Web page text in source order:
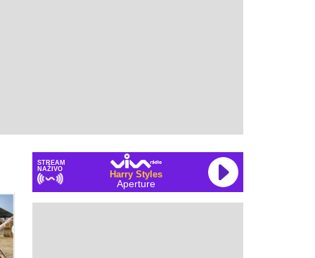
STREAM
NAŽIVO
Harry Styles
Aperture